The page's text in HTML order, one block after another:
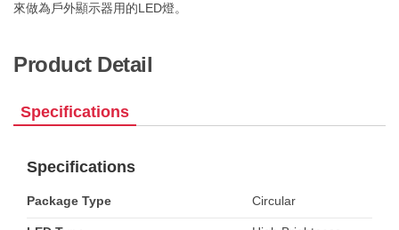
來做為戶外顯示器用的LED燈。
Product Detail
Specifications
Specifications
Package Type Circular